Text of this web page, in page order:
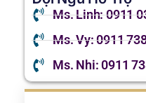
Ms. Linh: 0911
Ms. Vy: 0911
Ms. Nhi: 0911